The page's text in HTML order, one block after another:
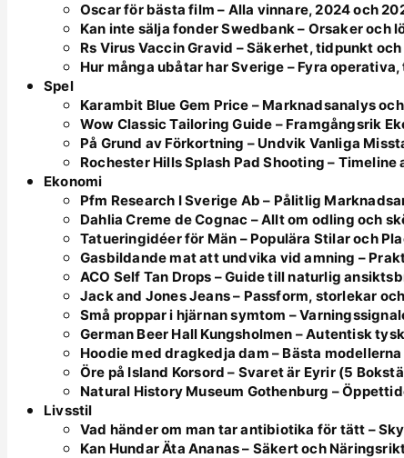
Oscar för bästa film – Alla vinnare, 2024 och
Kan inte sälja fonder Swedbank – Orsaker och
Rs Virus Vaccin Gravid – Säkerhet, tidpunkt
Hur många ubåtar har Sverige – Fyra operativa,
Spel
Karambit Blue Gem Price – Marknadsanalys
Wow Classic Tailoring Guide – Framgångsrik
På Grund av Förkortning – Undvik Vanliga
Rochester Hills Splash Pad Shooting – Timeline
Ekonomi
Pfm Research I Sverige Ab – Pålitlig
Dahlia Creme de Cognac – Allt om odling och
Tatueringidéer för Män – Populära Stilar och
Gasbildande mat att undvika vid amning –
ACO Self Tan Drops – Guide till naturlig
Jack and Jones Jeans – Passform, storlekar
Små proppar i hjärnan symtom –
German Beer Hall Kungsholmen – Autentisk
Hoodie med dragkedja dam – Bästa
Öre på Island Korsord – Svaret är Eyrir (5
Natural History Museum Gothenburg –
Livsstil
Vad händer om man tar antibiotika för tätt –
Kan Hundar Äta Ananas – Säkert och